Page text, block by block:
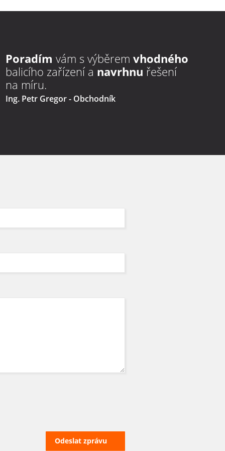
Poradím vám s výběrem vhodného
balicího zařízení a navrhnu řešení
na míru.
Ing. Petr Gregor- Obchodník
Odeslat zprávu